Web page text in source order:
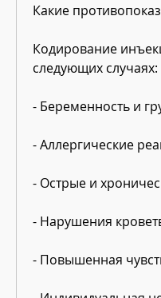
Какие
Кодирование
следующих случаях:
- Беременность и
- Аллергические
- Острые и
- Нарушения
- Повышенная